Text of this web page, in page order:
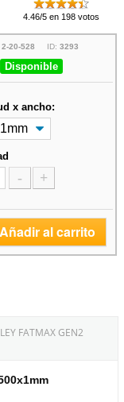
4.46/5 en 198 votos
2-20-528 ID: 3293
Disponible
x ancho:
- +
Añadir al carrito
FATMAX GEN2